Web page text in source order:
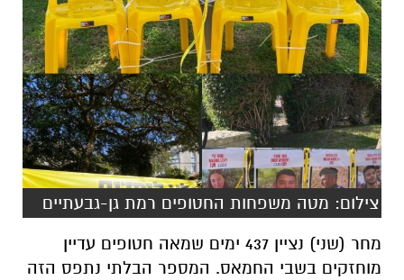
צילום: מטה משפחות החטופים רמת גן-גבעתיים
מחר (שני) נציין 437 ימים שמאה חטופים עדיין
מוחזקים בשבי החמאס. המספר הבלתי נתפס הזה